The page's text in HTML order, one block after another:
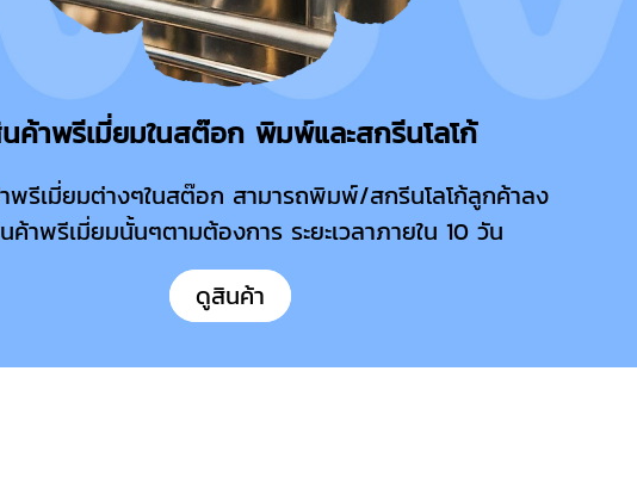
ค้าพรีเมี่ยมในสต๊อก พิมพ์และสกรีนโลโก้
พรีเมี่ยมต่างๆในสต๊อก สามารถพิมพ์/สกรีนโลโก้ลูกค้าลง
ค้าพรีเมี่ยมนั้นๆตามต้องการ ระยะเวลาภายใน 10 วัน
ดูสินค้า